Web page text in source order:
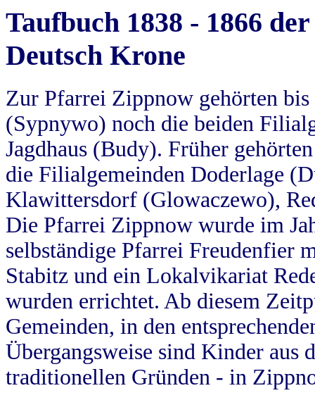
Taufbuch 1838 - 1866
Deutsch Krone
Zur Pfarrei Zippnow gehörten
(Sypnywo) noch die beiden
Jagdhaus (Budy). Früher
die Filialgemeinden Doderlage
Klawittersdorf (Glowaczewo),
Die Pfarrei Zippnow wurde im
selbständige Pfarrei Freudenfier
Stabitz und ein Lokalvikariat
wurden errichtet. Ab diesem
Gemeinden, in den
Übergangsweise sind Kinder aus
traditionellen Gründen - in